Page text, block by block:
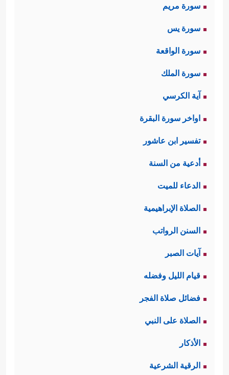
سورة مريم
سورة يس
سورة الواقعة
سورة الملك
آية الكرسي
اواخر سورة البقرة
تفسير ابن عاشور
أدعية من السنة
الدعاء للميت
الصلاة الإبراهيمية
السنن الرواتب
آيات الصبر
قيام الليل وفضله
فضائل صلاة الفجر
الصلاة على النبي
الأذكار
الرقية الشرعية